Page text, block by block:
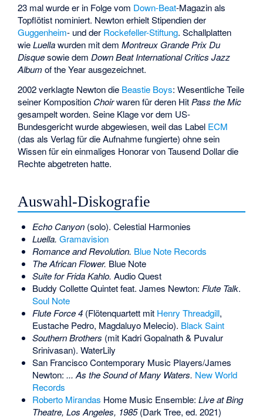
23 mal wurde er in Folge vom Down-Beat-Magazin als
Topflötist nominiert. Newton erhielt Stipendien der
Guggenheim- und der Rockefeller-Stiftung. Schallplatten
wieLuellawurden mit demMontreux Grande Prix Du
Disquesowie demDown Beat International Critics Jazz
Album of the Year ausgezeichnet.
2002 verklagte Newton die Beastie Boys: Wesentliche Teile
seiner Komposition Choirwaren für deren HitPass the Mic
gesampelt worden. Seine Klage vor dem US-
Bundesgericht wurde abgewiesen, weil das Label ECM
(das als Verlag für die Aufnahme fungierte) ohne sein
Wissen für ein einmaliges Honorar von Tausend Dollar die
Rechte abgetreten hatte.
Auswahl-Diskografie
Echo Canyon(solo). Celestial Harmonies
Luella. Gramavision
Romance and Revolution. Blue Note Records
The African Flower. Blue Note
Suite for Frida Kahlo. Audio Quest
Buddy Collette Quintet feat. James Newton: Flute Talk.
Soul Note
Flute Force 4(Flötenquartett mit Henry Threadgill,
Eustache Pedro, Magdaluyo Melecio). Black Saint
Southern Brothers (mit Kadri Gopalnath & Puvalur
Srinivasan). WaterLily
San Francisco Contemporary Music Players/James
Newton: ... As the Sound of Many Waters. New World
Records
Roberto Mirandas Home Music Ensemble: Live at Bing
Theatre, Los Angeles, 1985(Dark Tree, ed. 2021)